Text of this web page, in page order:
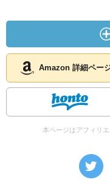
Amazon 詳細ペー
本ページはアフィリ